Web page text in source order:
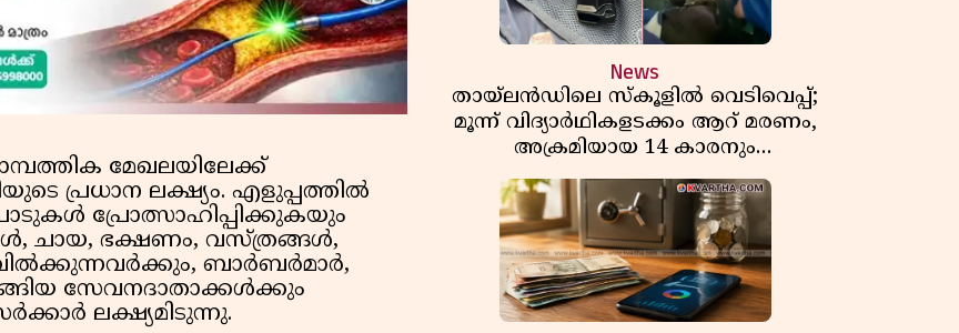
മേഖലയിലേക്ക്
പ്രധാന ലക്ഷ്യം. എളുപ്പത്തിൽ
പ്രോത്സാഹിപ്പിക്കുകയും
ചായ, ഭക്ഷണം, വസ്ത്രങ്ങൾ,
ബാർബർമാർ,
സേവനദാതാക്കൾക്കും
ലക്ഷ്യമിടുന്നു.
News
തായ്‌ലൻഡിലെ സ്‌കൂളിൽ വെടിവെപ്പ്;
മൂന്ന് വിദ്യാർഥികളടക്കം ആറ് മരണം,
അക്രമിയായ 14 കാരനും
മരിച്ചനിലയിൽ